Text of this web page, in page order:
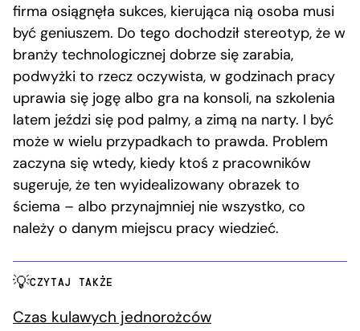
firma osiągnęła sukces, kierująca nią osoba musi
być geniuszem. Do tego dochodził stereotyp, że w
branży technologicznej dobrze się zarabia,
podwyżki to rzecz oczywista, w godzinach pracy
uprawia się jogę albo gra na konsoli, na szkolenia
latem jeździ się pod palmy, a zimą na narty. I być
może w wielu przypadkach to prawda. Problem
zaczyna się wtedy, kiedy ktoś z pracowników
sugeruje, że ten wyidealizowany obrazek to
ściema – albo przynajmniej nie wszystko, co
należy o danym miejscu pracy wiedzieć.
CZYTAJ TAKŻE
Czas kulawych jednorożców